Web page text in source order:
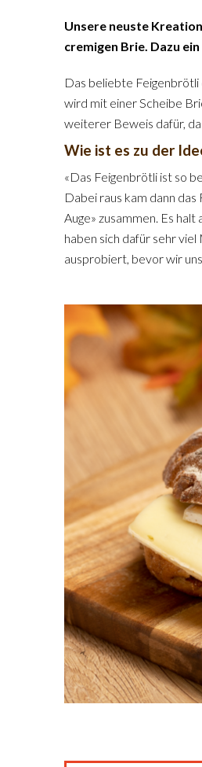
Unsere neuste
cremigen Brie. Dazu
Das beliebte Feigenbrötli
wird mit einer Scheibe
weiterer Beweis dafür,
Wie ist es zu der
«Das Feigenbrötli ist so
Dabei raus kam dann
Auge» zusammen. Es
haben sich dafür sehr
ausprobiert, bevor wir